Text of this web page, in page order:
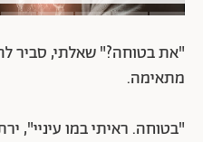
"את בטוחה?" שאלתי, סביר
מתאימה.
"בטוחה. ראיתי במו עיניי",